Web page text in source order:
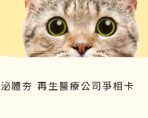
體夯 再生醫療公司爭相卡